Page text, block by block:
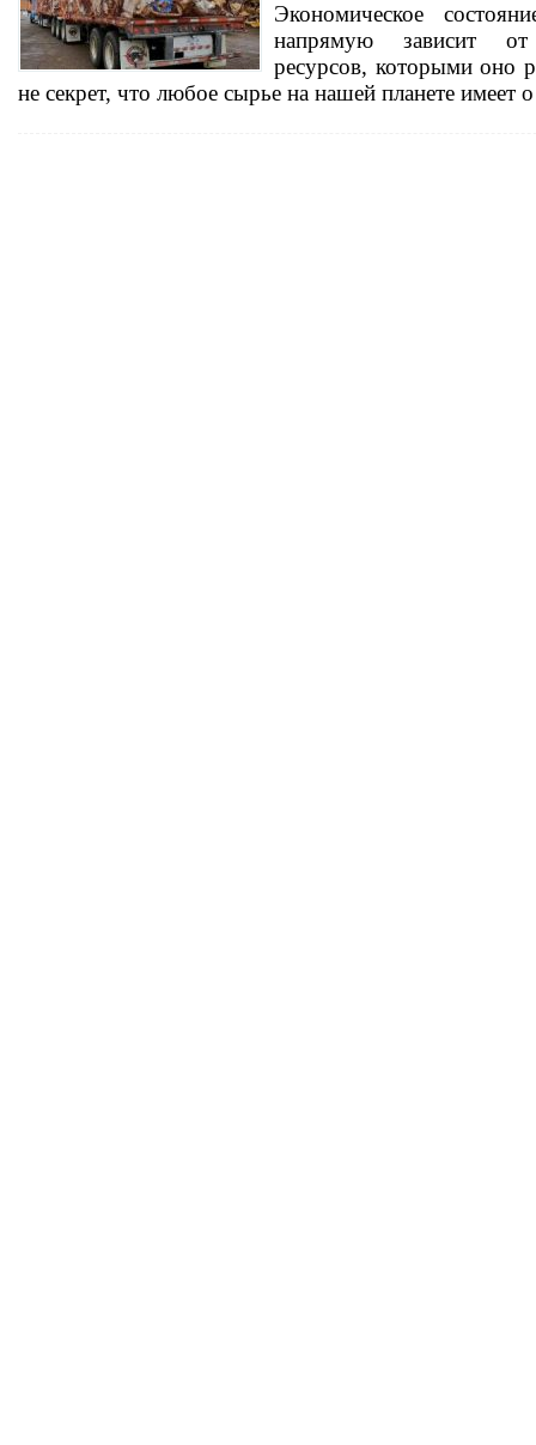
Экономическое
напрямую зависит
ресурсов, которыми оно
не секрет, что любое сырье на нашей планете имеет